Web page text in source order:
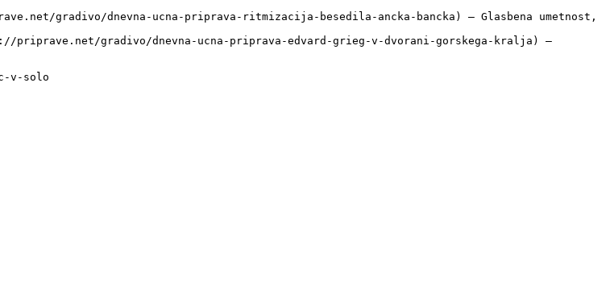
gradivo/dnevna-ucna-priprava-ritmizacija-besedila-ancka-bancka) — Glasbena umetnost,
gradivo/dnevna-ucna-priprava-edvard-grieg-v-dvorani-gorskega-kralja) —